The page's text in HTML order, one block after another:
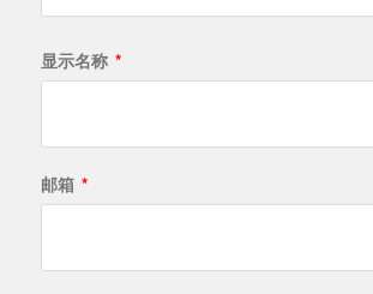
显示名称 *
邮箱 *